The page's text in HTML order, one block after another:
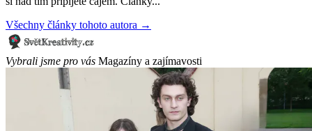
Všechny články tohoto autora →
Vybrali jsme pro vás Magazíny a zajímavosti